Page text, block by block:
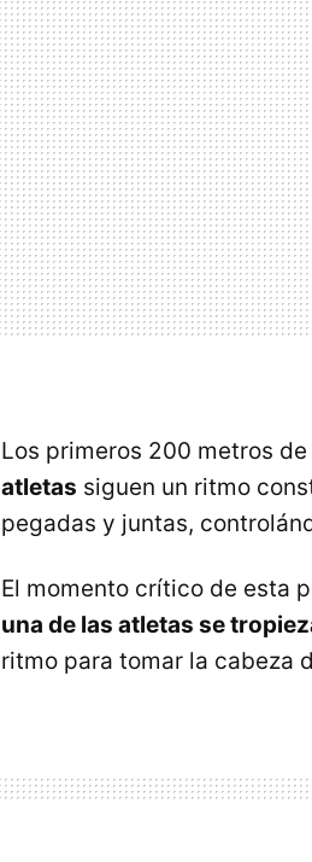
Los primeros 200 metros
atletas siguen un ritmo
pegadas y juntas,
El momento crítico de esta
una de las atletas se
ritmo para tomar la cabeza